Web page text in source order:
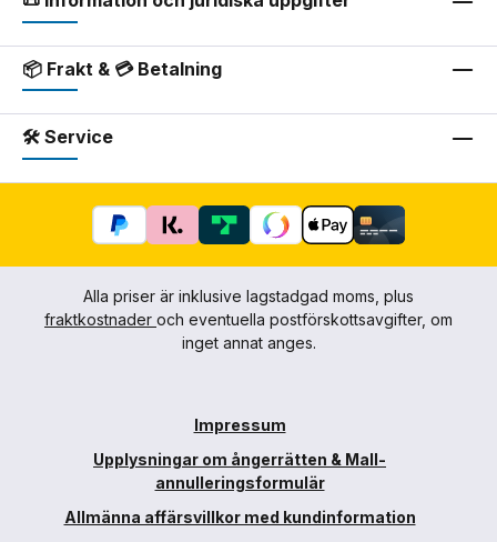
📦 Frakt & 💳 Betalning
🛠 Service
Alla priser är inklusive lagstadgad moms, plus
fraktkostnader och eventuella postförskottsavgifter, om
inget annat anges.
Impressum
Upplysningar om ångerrätten & Mall-
annulleringsformulär
Allmänna affärsvillkor med kundinformation